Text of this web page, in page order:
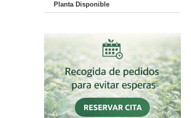
Planta Disponible